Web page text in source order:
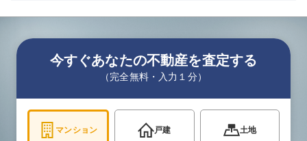
今すぐあなたの不動産を査定する
（完全無料・入力１分）
マンション 戸建 土地